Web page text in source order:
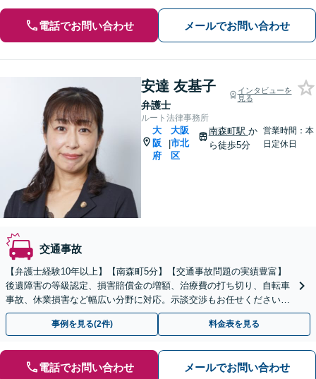
電話でお問い合わせ メールでお問い合わせ
安達 友基子
弁護士
インタビューを
見る
ルート法律事務所
大
阪
府
|
大阪
市北
区
南森町駅 か
ら徒歩5分
営業時間：本
日定休日
交通事故
【弁護士経験10年以上】【南森町5分】【交通事故問題の実績豊富】
後遺障害の等級認定、損害賠償金の増額、治療費の打ち切り、自転車
事故、休業損害など幅広い分野に対応。示談交渉もお任せください。
【初回面談無料】
事例を見る(2件) 料金表を見る
電話でお問い合わせ メールでお問い合わせ